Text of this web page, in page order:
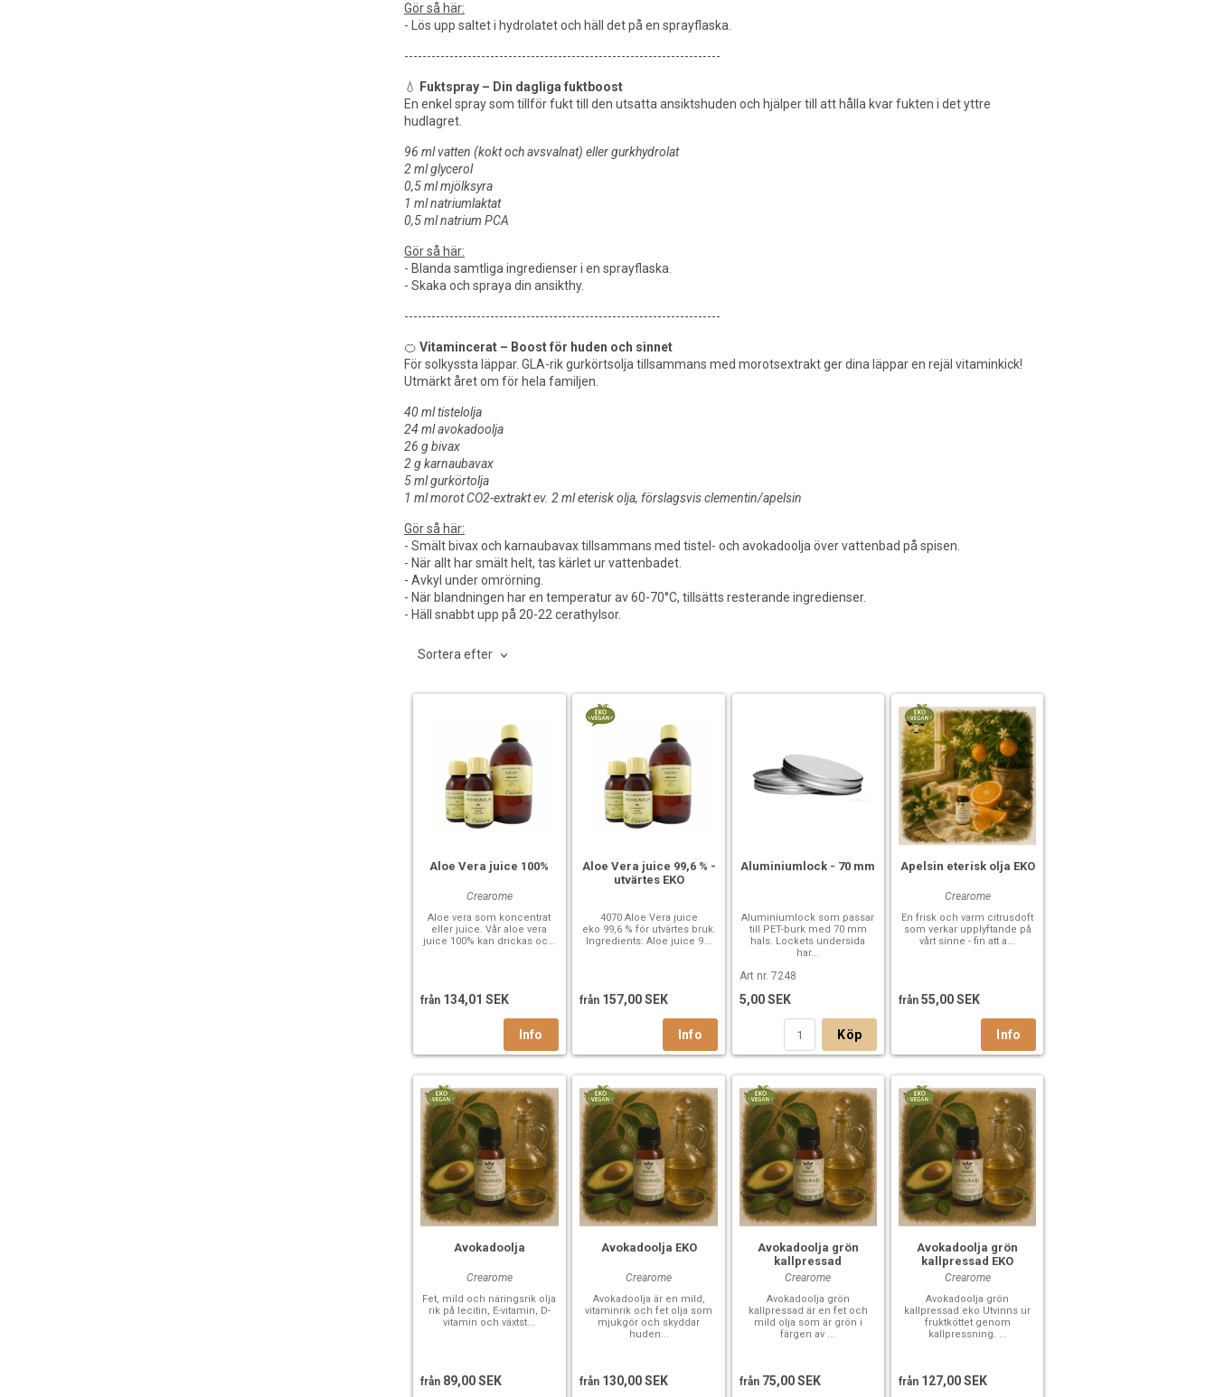
Gör så här:
- Lös upp saltet i hydrolatet och häll det på en sprayflaska.
----------------------------------------------------------------------
💧
Fuktspray – Din dagliga fuktboost
En enkel spray som tillför fukt till den utsatta ansiktshuden och hjälper till att hålla kvar fukten i det yttre
hudlagret.
96 ml vatten (kokt och avsvalnat) eller gurkhydrolat
2 ml glycerol
0,5 ml mjölksyra
1 ml natriumlaktat
0,5 ml natrium PCA
Gör så här:
- Blanda samtliga ingredienser i en sprayflaska.
- Skaka och spraya din ansikthy.
----------------------------------------------------------------------
🍊 Vitamincerat – Boost för huden och sinnet
För solkyssta läppar. GLA-rik gurkörtsolja tillsammans med morotsextrakt ger dina läppar en rejäl vitaminkick!
Utmärkt året om för hela familjen.
40 ml tistelolja
24 ml avokadoolja
26 g bivax
2 g karnaubavax
5 ml gurkörtolja
1 ml morot CO2-extrakt ev. 2 ml eterisk olja, förslagsvis clementin/apelsin
Gör så här:
- Smält bivax och karnaubavax tillsammans med tistel- och avokadoolja över vattenbad på spisen.
- När allt har smält helt, tas kärlet ur vattenbadet.
- Avkyl under omrörning.
- När blandningen har en temperatur av 60-70°C, tillsätts resterande ingredienser.
- Häll snabbt upp på 20-22 cerathylsor.
Sortera efter
Aloe Vera juice 100%
Crearome
Aloe vera som koncentrat
eller juice. Vår aloe vera
juice 100% kan drickas oc...
från 134,01 SEK
Aloe Vera juice 99,6 % -
utvärtes EKO
4070 Aloe Vera juice
eko 99,6 % för utvärtes bruk.
Ingredients: Aloe juice 9...
från 157,00 SEK
Aluminiumlock - 70 mm
Aluminiumlock som passar
till PET-burk med 70 mm
hals. Lockets undersida
har...
Art nr. 7248
5,00 SEK
Köp
Apelsin eterisk olja EKO
Crearome
En frisk och varm citrusdoft
som verkar upplyftande på
vårt sinne - fin att a...
från55,00 SEK
Avokadoolja
Crearome
Fet, mild och näringsrik olja
rik på lecitin, E-vitamin, D-
vitamin och växtst...
från 89,00 SEK
Avokadoolja EKO
Crearome
Avokadoolja är en mild,
vitaminrik och fet olja som
mjukgör och skyddar
huden...
från 130,00 SEK
Avokadoolja grön
kallpressad
Crearome
Avokadoolja grön
kallpressad är en fet och
mild olja som är grön i
färgen av ...
från75,00 SEK
Avokadoolja grön
kallpressad EKO
Crearome
Avokadoolja grön
kallpressad eko Utvinns ur
fruktköttet genom
kallpressning. ...
från127,00 SEK